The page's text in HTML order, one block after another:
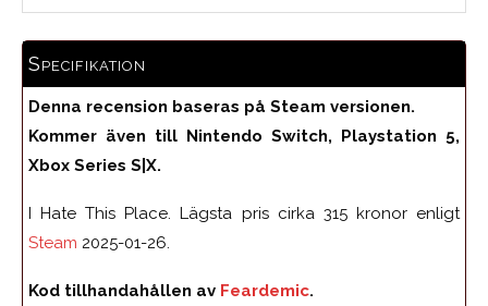
Specifikation
Denna recension baseras på Steam versionen.
Kommer även till Nintendo Switch, Playstation 5,
Xbox Series S|X.
I Hate This Place. Lägsta pris cirka 315 kronor enligt
Steam 2025-01-26.
Kod tillhandahållen av Feardemic.